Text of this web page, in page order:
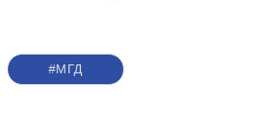
#МГД